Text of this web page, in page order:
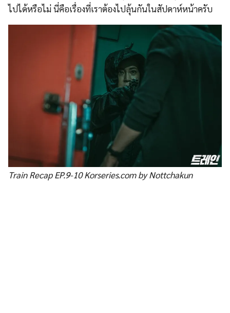
ไปได้หรือไม่ นี่คือเรื่องที่เราต้องไปลุ้นกันในสัปดาห์หน้าครับ
Train Recap EP.9-10 Korseries.com by Nottchakun